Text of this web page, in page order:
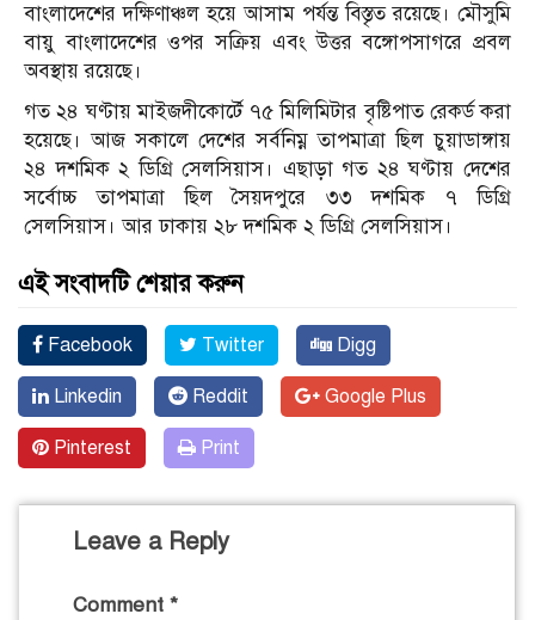
বাংলাদেশের দক্ষিণাঞ্চল হয়ে আসাম পর্যন্ত বিস্তৃত রয়েছে। মৌসুমি
বায়ু বাংলাদেশের ওপর সক্রিয় এবং উত্তর বঙ্গোপসাগরে প্রবল
অবস্থায় রয়েছে।
গত ২৪ ঘণ্টায় মাইজদীকোর্টে ৭৫ মিলিমিটার বৃষ্টিপাত রেকর্ড করা
হয়েছে। আজ সকালে দেশের সর্বনিম্ন তাপমাত্রা ছিল চুয়াডাঙ্গায়
২৪ দশমিক ২ ডিগ্রি সেলসিয়াস। এছাড়া গত ২৪ ঘণ্টায় দেশের
সর্বোচ্চ তাপমাত্রা ছিল সৈয়দপুরে ৩৩ দশমিক ৭ ডিগ্রি
সেলসিয়াস। আর ঢাকায় ২৮ দশমিক ২ ডিগ্রি সেলসিয়াস।
এই সংবাদটি শেয়ার করুন
Facebook Twitter Digg
Linkedin Reddit Google Plus
Pinterest Print
Leave a Reply
Comment *